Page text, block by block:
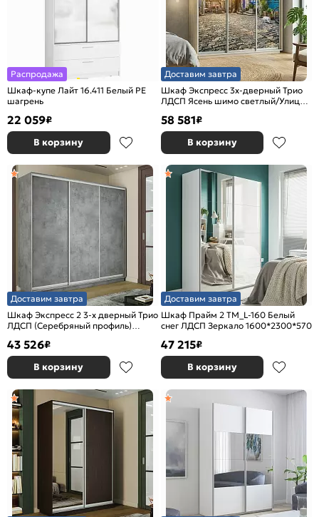
Распродажа
Шкаф-купе Лайт 16.411 Белый PE
шагрень
22 059₽
В корзину
Доставим завтра
Шкаф Экспресс 3х-дверный Трио
ЛДСП Ясень шимо светлый/Улица
58 581₽
В корзину
Доставим завтра
Шкаф Экспресс 2 3-х дверный Трио
ЛДСП (Серебряный профиль)
43 526₽
В корзину
Доставим завтра
Шкаф Прайм 2 TM_L-160 Белый
снег ЛДСП Зеркало 1600*2300*570
47 215₽
В корзину